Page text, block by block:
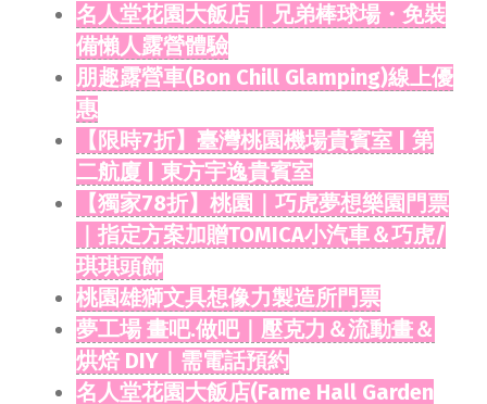
名人堂花園大飯店｜兄弟棒球場・免裝
備懶人露營體驗
朋趣露營車(Bon Chill Glamping)線上優
惠
【限時7折】臺灣桃園機場貴賓室 | 第
二航廈 | 東方宇逸貴賓室
【獨家78折】桃園｜巧虎夢想樂園門票
｜指定方案加贈TOMICA小汽車＆巧虎/
琪琪頭飾
桃園雄獅文具想像力製造所門票
夢工場 畫吧.做吧｜壓克力＆流動畫＆
烘焙 DIY｜需電話預約
名人堂花園大飯店(Fame Hall Garden